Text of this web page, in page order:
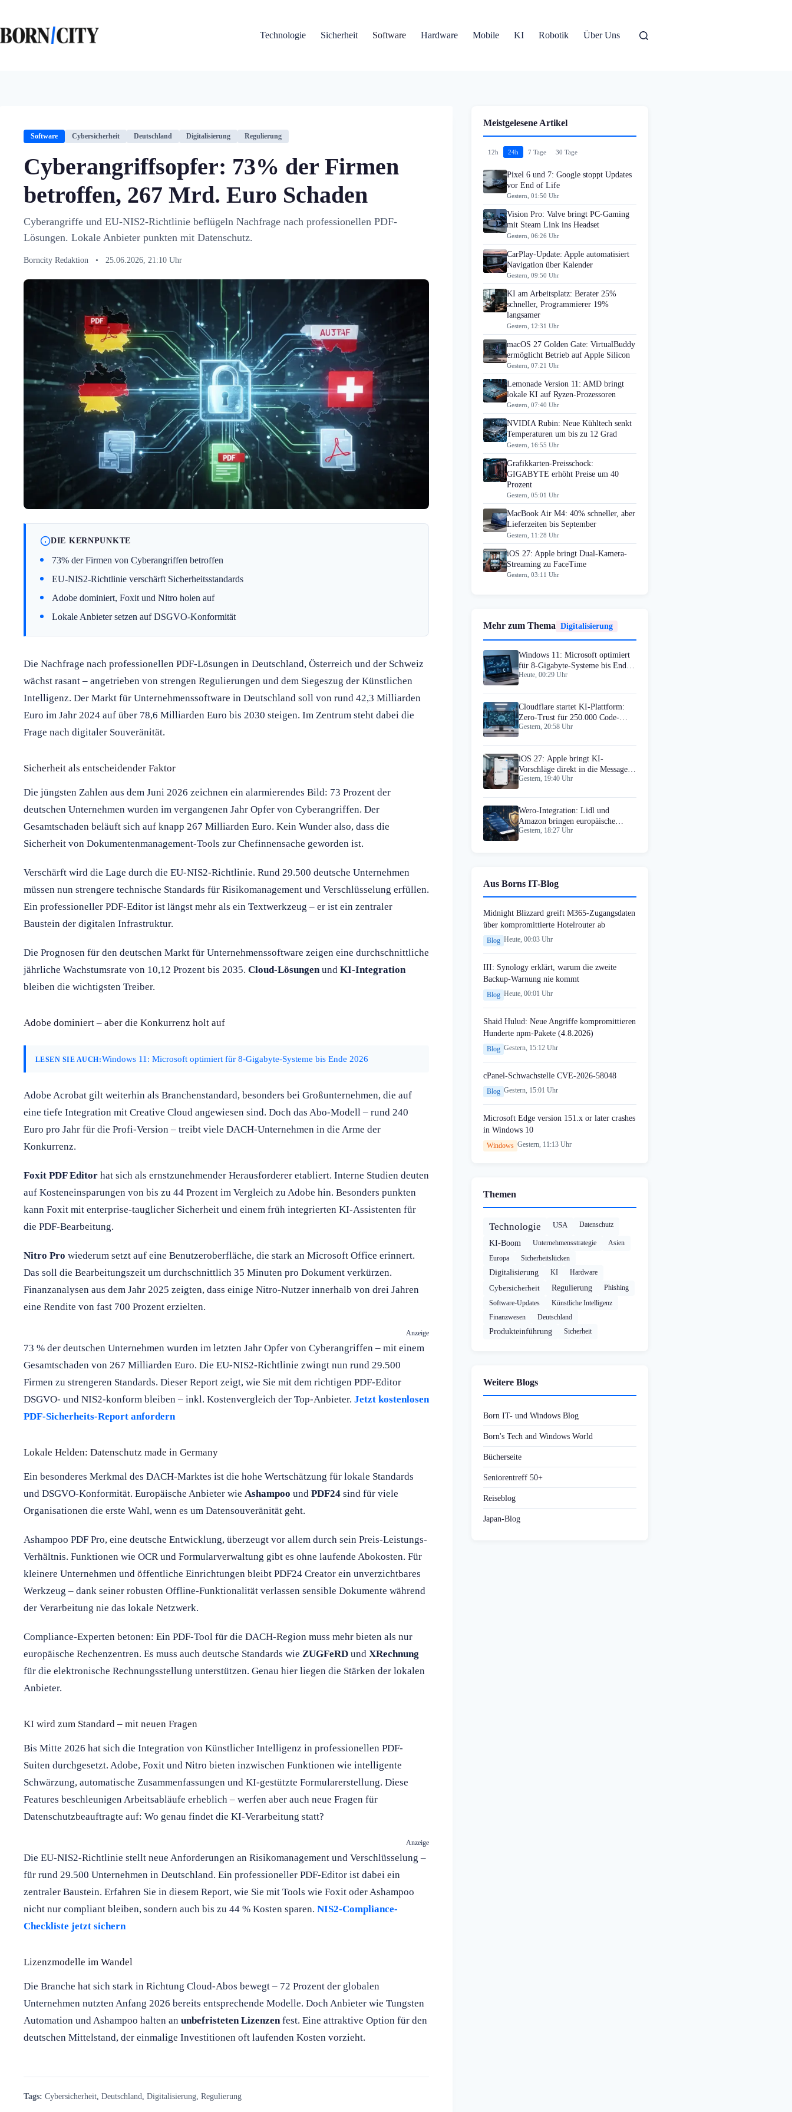
springen
Technologie
Sicherheit Software Hardware Mobile KI Robotik Über Uns
Software Cybersicherheit Deutschland Digitalisierung Regulierung
Cyberangriffsopfer: 73% der Firmen
betroffen, 267 Mrd. Euro Schaden
Cyberangriffe und EU-NIS2-Richtlinie beflügeln Nachfrage nach professionellen PDF-
Lösungen. Lokale Anbieter punkten mit Datenschutz.
Borncity Redaktion • 25.06.2026, 21:10 Uhr
DIE KERNPUNKTE
73% der Firmen von Cyberangriffen betroffen
EU-NIS2-Richtlinie verschärft Sicherheitsstandards
Adobe dominiert, Foxit und Nitro holen auf
Lokale Anbieter setzen auf DSGVO-Konformität
Die Nachfrage nach professionellen PDF-Lösungen in Deutschland, Österreich und der Schweiz
wächst rasant – angetrieben von strengen Regulierungen und dem Siegeszug der Künstlichen
Intelligenz. Der Markt für Unternehmenssoftware in Deutschland soll von rund 42,3 Milliarden
Euro im Jahr 2024 auf über 78,6 Milliarden Euro bis 2030 steigen. Im Zentrum steht dabei die
Frage nach digitaler Souveränität.
Sicherheit als entscheidender Faktor
Die jüngsten Zahlen aus dem Juni 2026 zeichnen ein alarmierendes Bild: 73 Prozent der
deutschen Unternehmen wurden im vergangenen Jahr Opfer von Cyberangriffen. Der
Gesamtschaden beläuft sich auf knapp 267 Milliarden Euro. Kein Wunder also, dass die
Sicherheit von Dokumentenmanagement-Tools zur Chefinnensache geworden ist.
Verschärft wird die Lage durch die EU-NIS2-Richtlinie. Rund 29.500 deutsche Unternehmen
müssen nun strengere technische Standards für Risikomanagement und Verschlüsselung erfüllen.
Ein professioneller PDF-Editor ist längst mehr als ein Textwerkzeug – er ist ein zentraler
Baustein der digitalen Infrastruktur.
Die Prognosen für den deutschen Markt für Unternehmenssoftware zeigen eine durchschnittliche
jährliche Wachstumsrate von 10,12 Prozent bis 2035. Cloud-Lösungen und KI-Integration
bleiben die wichtigsten Treiber.
Adobe dominiert – aber die Konkurrenz holt auf
LESEN SIE AUCH:Windows 11: Microsoft optimiert für 8-Gigabyte-Systeme bis Ende 2026
Adobe Acrobat gilt weiterhin als Branchenstandard, besonders bei Großunternehmen, die auf
eine tiefe Integration mit Creative Cloud angewiesen sind. Doch das Abo-Modell – rund 240
Euro pro Jahr für die Profi-Version – treibt viele DACH-Unternehmen in die Arme der
Konkurrenz.
Foxit PDF Editor hat sich als ernstzunehmender Herausforderer etabliert. Interne Studien deuten
auf Kosteneinsparungen von bis zu 44 Prozent im Vergleich zu Adobe hin. Besonders punkten
kann Foxit mit enterprise-tauglicher Sicherheit und einem früh integrierten KI-Assistenten für
die PDF-Bearbeitung.
Nitro Pro wiederum setzt auf eine Benutzeroberfläche, die stark an Microsoft Office erinnert.
Das soll die Bearbeitungszeit um durchschnittlich 35 Minuten pro Dokument verkürzen.
Finanzanalysen aus dem Jahr 2025 zeigten, dass einige Nitro-Nutzer innerhalb von drei Jahren
eine Rendite von fast 700 Prozent erzielten.
Anzeige
73 % der deutschen Unternehmen wurden im letzten Jahr Opfer von Cyberangriffen – mit einem
Gesamtschaden von 267 Milliarden Euro. Die EU-NIS2-Richtlinie zwingt nun rund 29.500
Firmen zu strengeren Standards. Dieser Report zeigt, wie Sie mit dem richtigen PDF-Editor
DSGVO- und NIS2-konform bleiben – inkl. Kostenvergleich der Top-Anbieter. Jetzt kostenlosen
PDF-Sicherheits-Report anfordern
Lokale Helden: Datenschutz made in Germany
Ein besonderes Merkmal des DACH-Marktes ist die hohe Wertschätzung für lokale Standards
und DSGVO-Konformität. Europäische Anbieter wie Ashampoo und PDF24 sind für viele
Organisationen die erste Wahl, wenn es um Datensouveränität geht.
Ashampoo PDF Pro, eine deutsche Entwicklung, überzeugt vor allem durch sein Preis-Leistungs-
Verhältnis. Funktionen wie OCR und Formularverwaltung gibt es ohne laufende Abokosten. Für
kleinere Unternehmen und öffentliche Einrichtungen bleibt PDF24 Creator ein unverzichtbares
Werkzeug – dank seiner robusten Offline-Funktionalität verlassen sensible Dokumente während
der Verarbeitung nie das lokale Netzwerk.
Compliance-Experten betonen: Ein PDF-Tool für die DACH-Region muss mehr bieten als nur
europäische Rechenzentren. Es muss auch deutsche Standards wie ZUGFeRD und XRechnung
für die elektronische Rechnungsstellung unterstützen. Genau hier liegen die Stärken der lokalen
Anbieter.
KI wird zum Standard – mit neuen Fragen
Bis Mitte 2026 hat sich die Integration von Künstlicher Intelligenz in professionellen PDF-
Suiten durchgesetzt. Adobe, Foxit und Nitro bieten inzwischen Funktionen wie intelligente
Schwärzung, automatische Zusammenfassungen und KI-gestützte Formularerstellung. Diese
Features beschleunigen Arbeitsabläufe erheblich – werfen aber auch neue Fragen für
Datenschutzbeauftragte auf: Wo genau findet die KI-Verarbeitung statt?
Anzeige
Die EU-NIS2-Richtlinie stellt neue Anforderungen an Risikomanagement und Verschlüsselung –
für rund 29.500 Unternehmen in Deutschland. Ein professioneller PDF-Editor ist dabei ein
zentraler Baustein. Erfahren Sie in diesem Report, wie Sie mit Tools wie Foxit oder Ashampoo
nicht nur compliant bleiben, sondern auch bis zu 44 % Kosten sparen. NIS2-Compliance-
Checkliste jetzt sichern
Lizenzmodelle im Wandel
Die Branche hat sich stark in Richtung Cloud-Abos bewegt – 72 Prozent der globalen
Unternehmen nutzten Anfang 2026 bereits entsprechende Modelle. Doch Anbieter wie Tungsten
Automation und Ashampoo halten an unbefristeten Lizenzen fest. Eine attraktive Option für den
deutschen Mittelstand, der einmalige Investitionen oft laufenden Kosten vorzieht.
Tags: Cybersicherheit Deutschland Digitalisierung Regulierung
Meistgelesene Artikel
12h 24h 7 Tage 30 Tage
Pixel 6 und 7: Google stoppt Updates
vor End of Life
Gestern, 01:50 Uhr
Vision Pro: Valve bringt PC-Gaming
mit Steam Link ins Headset
Gestern, 06:26 Uhr
CarPlay-Update: Apple automatisiert
Navigation über Kalender
Gestern, 09:50 Uhr
KI am Arbeitsplatz: Berater 25%
schneller, Programmierer 19%
langsamer
Gestern, 12:31 Uhr
macOS 27 Golden Gate: VirtualBuddy
ermöglicht Betrieb auf Apple Silicon
Gestern, 07:21 Uhr
Lemonade Version 11: AMD bringt
lokale KI auf Ryzen-Prozessoren
Gestern, 07:40 Uhr
NVIDIA Rubin: Neue Kühltech senkt
Temperaturen um bis zu 12 Grad
Gestern, 16:55 Uhr
Grafikkarten-Preisschock:
GIGABYTE erhöht Preise um 40
Prozent
Gestern, 05:01 Uhr
MacBook Air M4: 40% schneller, aber
Lieferzeiten bis September
Gestern, 11:28 Uhr
iOS 27: Apple bringt Dual-Kamera-
Streaming zu FaceTime
Gestern, 03:11 Uhr
Mehr zum Thema Digitalisierung
Windows 11: Microsoft optimiert
für 8-Gigabyte-Systeme bis Ende
2026
Heute, 00:29 Uhr
Cloudflare startet KI-Plattform:
Zero-Trust für 250.000 Code-
Probleme
Gestern, 20:58 Uhr
iOS 27: Apple bringt KI-
Vorschläge direkt in die Messages-
App
Gestern, 19:40 Uhr
Wero-Integration: Lidl und
Amazon bringen europäische
Zahlungen
Gestern, 18:27 Uhr
Aus Borns IT-Blog
Midnight Blizzard greift M365-Zugangsdaten
über kompromittierte Hotelrouter ab
Blog Heute, 00:03 Uhr
III: Synology erklärt, warum die zweite
Backup-Warnung nie kommt
Blog Heute, 00:01 Uhr
Shaid Hulud: Neue Angriffe kompromittieren
Hunderte npm-Pakete (4.8.2026)
Blog Gestern, 15:12 Uhr
cPanel-Schwachstelle CVE-2026-58048
Blog Gestern, 15:01 Uhr
Microsoft Edge version 151.x or later crashes
in Windows 10
Windows Gestern, 11:13 Uhr
Themen
Technologie USA Datenschutz
KI-Boom Unternehmensstrategie
Asien
Europa
Sicherheitslücken
Digitalisierung KI Hardware
Cybersicherheit Regulierung
Phishing
Software-Updates
Künstliche Intelligenz
Finanzwesen
Deutschland
Produkteinführung Sicherheit
Weitere Blogs
Born IT- und Windows Blog
Born's Tech and Windows World
Bücherseite
Seniorentreff 50+
Reiseblog
Japan-Blog